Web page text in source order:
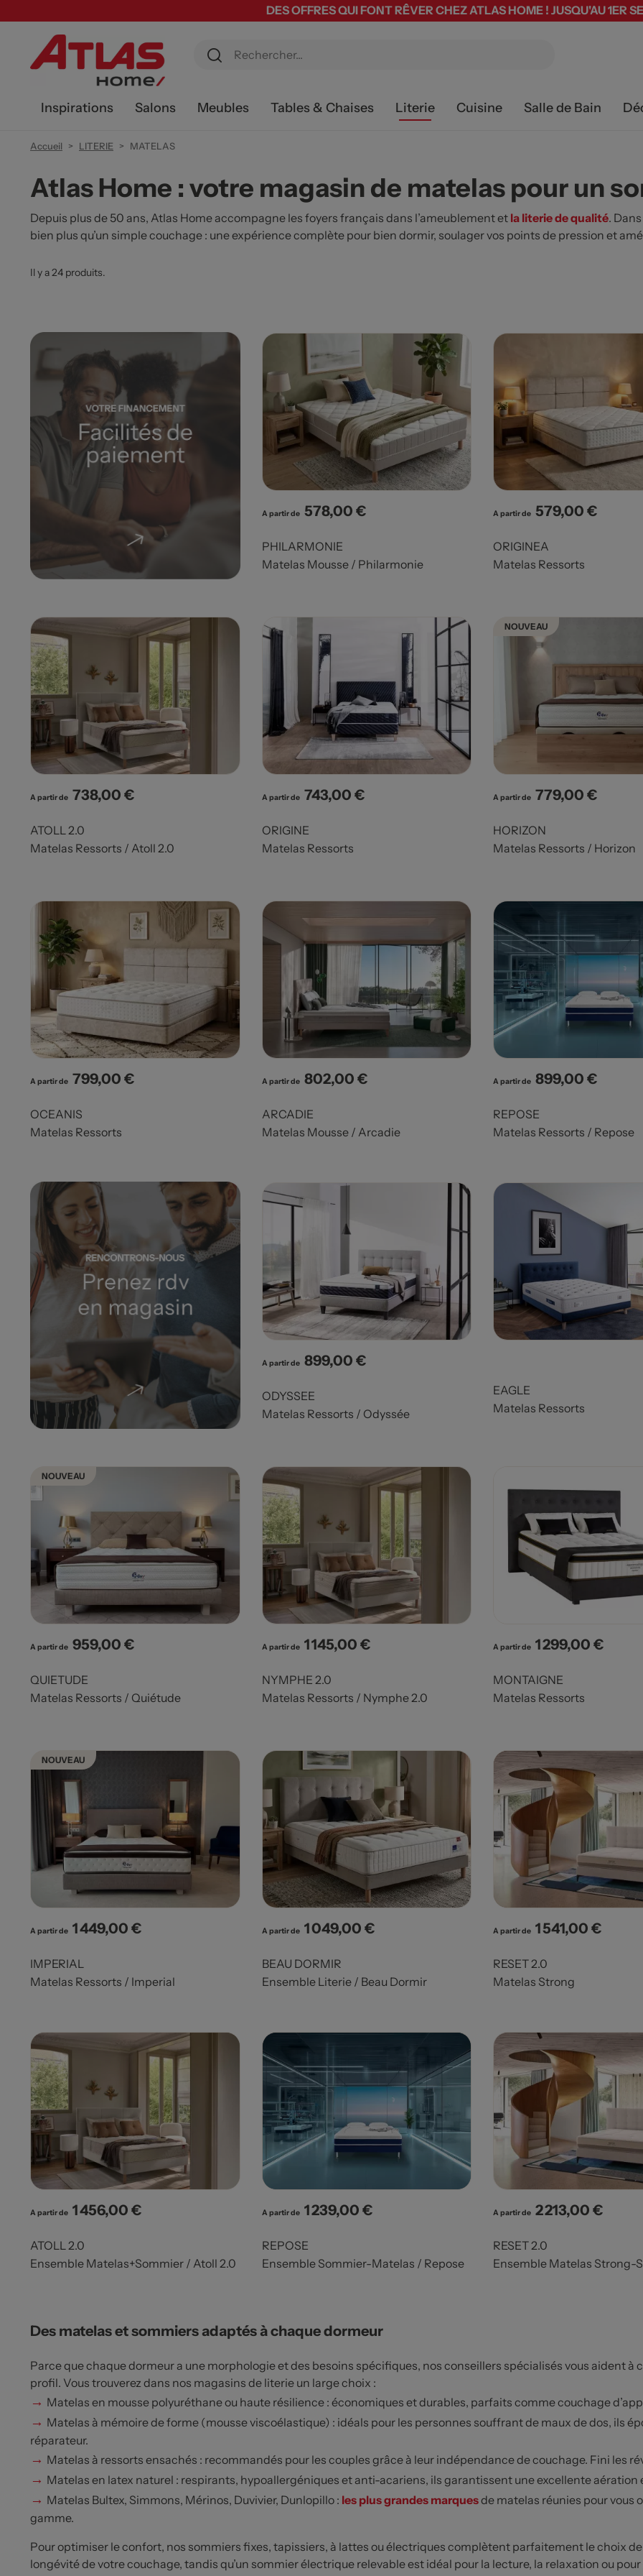
DES OFFRES QUI FONT RÊVER CHEZ ATLAS HOME ! JUSQU'AU 1ER
Inspirations Salons Meubles Tables & Chaises Literie Cuisine Salle de Bain
Accueil LITERIE MATELAS
Atlas Home : votre magasin de matelas pour un
Depuis plus de 50 ans, Atlas Home accompagne les foyers français dans l’ameublement et la literie de qualité.
bien plus qu’un simple couchage : une expérience complète pour bien dormir, soulager vos points de pression et
Il y a 24 produits.
A partir de Prix
578,00 €
PHILARMONIE
Matelas Mousse / Philarmonie
A partir de Prix
579,00 €
ORIGINEA
Matelas Ressorts
A partir de Prix
738,00 €
ATOLL 2.0
Matelas Ressorts / Atoll 2.0
A partir de Prix
743,00 €
ORIGINE
Matelas Ressorts
NOUVEAU
A partir de Prix
779,00 €
HORIZON
Matelas Ressorts / Horizon
A partir de Prix
799,00 €
OCEANIS
Matelas Ressorts
A partir de Prix
802,00 €
ARCADIE
Matelas Mousse / Arcadie
A partir de Prix
899,00 €
REPOSE
Matelas Ressorts / Repose
A partir de Prix
899,00 €
ODYSSEE
Matelas Ressorts / Odyssée
EAGLE
Matelas Ressorts
NOUVEAU
A partir de Prix
959,00 €
QUIETUDE
Matelas Ressorts / Quiétude
A partir de Prix
1 145,00 €
NYMPHE 2.0
Matelas Ressorts / Nymphe 2.0
A partir de Prix
1 299,00 €
MONTAIGNE
Matelas Ressorts
NOUVEAU
A partir de Prix
1 449,00 €
IMPERIAL
Matelas Ressorts / Imperial
A partir de Prix
1 049,00 €
BEAU DORMIR
Ensemble Literie / Beau Dormir
A partir de Prix
1 541,00 €
RESET 2.0
Matelas Strong
A partir de Prix
1 456,00 €
ATOLL 2.0
Ensemble Matelas+Sommier / Atoll 2.0
A partir de Prix
1 239,00 €
REPOSE
Ensemble Sommier-Matelas / Repose
A partir de Prix
2 213,00 €
RESET 2.0
Ensemble Matelas Strong-
Des matelas et sommiers adaptés à chaque dormeur
Parce que chaque dormeur a une morphologie et des besoins spécifiques, nos conseillers spécialisés vous aident à
profil. Vous trouverez dans nos magasins de literie un large choix :
→ Matelas en mousse polyuréthane ou haute résilience : économiques et durables, parfaits comme couchage
→ Matelas à mémoire de forme (mousse viscoélastique) : idéals pour les personnes souffrant de maux de dos, ils
réparateur.
→ Matelas à ressorts ensachés : recommandés pour les couples grâce à leur indépendance de couchage. Fini les
→ Matelas en latex naturel : respirants, hypoallergéniques et anti-acariens, ils garantissent une excellente
→ Matelas Bultex, Simmons, Mérinos, Duvivier, Dunlopillo : les plus grandes marquesde matelas réunies pour vous
gamme.
Pour optimiser le confort, nos sommiers fixes, tapissiers, à lattes ou électriques complètent parfaitement le choix
longévité de votre couchage, tandis qu’un sommier électrique relevable est idéal pour la lecture, la relaxation ou